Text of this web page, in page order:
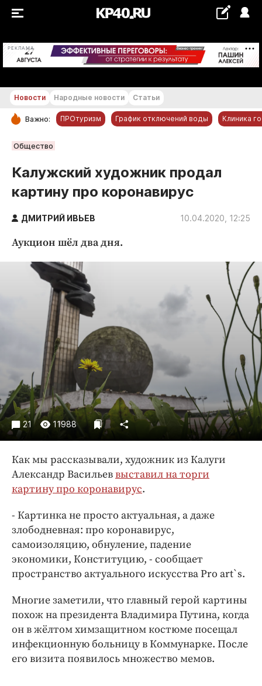
РЕКЛАМА +21...+22 °С
РУБРИКИ
Новости компаний
Статьи
Народные новости
Криминал
Культура
Недвижимость и ЖКХ
Образование
Общество
Погода
Праздники
Происшествия
Спорт
Экономика и бизнес
Блоги
Издания
Интересное чтиво
Клиника года
Бренд года
Работодатель года
Новости Народные новости Статьи
Важно: ПРОтуризм График отключений воды Клиника
Общество
Калужский художник продал
картину про коронавирус
ДМИТРИЙ ИВЬЕВ 10.04.2020, 12:25
Аукцион шёл два дня.
21 11988
Как мы рассказывали, художник из Калуги
Александр Васильеввыставил на торги
картину про коронавирус.
- Картинка не просто актуальная, а даже
злободневная: про коронавирус,
самоизоляцию, обнуление, падение
экономики, Конституцию, - сообщает
пространство актуального искусства Pro art`s.
Многие заметили, что главный герой картины
похож на президента Владимира Путина, когда
он в жёлтом химзащитном костюме посещал
инфекционную больницу в Коммунарке. После
его визита появилось множество мемов.